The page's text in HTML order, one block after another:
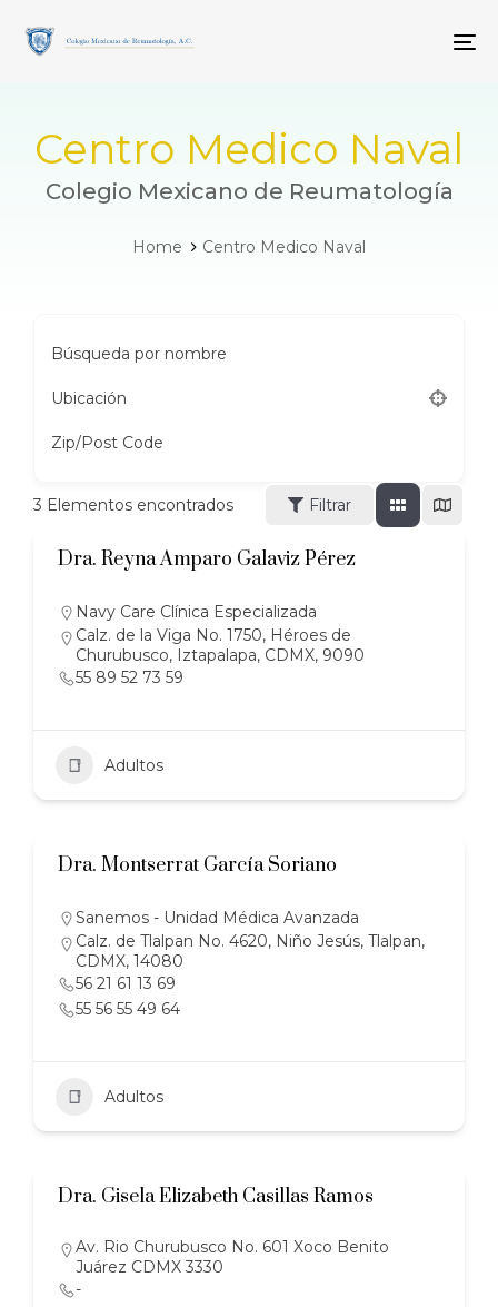
links
primary
contentCentro Medico Naval
Colegio Mexicano de Reumatología
Home Centro Medico Naval
Búsqueda por nombre
Ubicación
Zip/Post Code
3 Elementos encontrados Filtrar
Dra. Reyna Amparo Galaviz Pérez
Navy Care Clínica Especializada
Calz. de la Viga No. 1750, Héroes de
Churubusco, Iztapalapa, CDMX, 9090
55 89 52 73 59
Adultos
Dra. Montserrat García Soriano
Sanemos - Unidad Médica Avanzada
Calz. de Tlalpan No. 4620, Niño Jesús, Tlalpan,
CDMX, 14080
56 21 61 13 69
55 56 55 49 64
Adultos
Dra. Gisela Elizabeth Casillas Ramos
Av. Rio Churubusco No. 601 Xoco Benito
Juárez CDMX 3330
-